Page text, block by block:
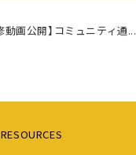
動画公開】コミュニティ通...